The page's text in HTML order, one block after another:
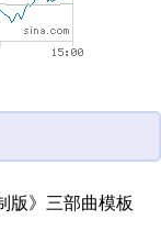
版》三部曲模板